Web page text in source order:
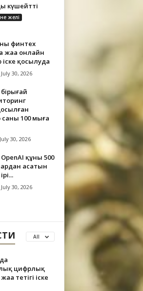
күшейтті
желі
финтех
жаңа онлайн
қосылуда
July 30, 2026
100 мыңға
July 30, 2026
құны 500
асатын
July 30, 2026
All
цифрлық
тетігі іске